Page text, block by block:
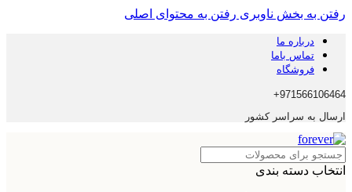
رفتن به بخش ناوبری رفتن به محتوای اصلی
درباره ما
تماس باما
فروشگاه
971566106464+
ارسال به سراسر کشور
انتخاب دسته بندی